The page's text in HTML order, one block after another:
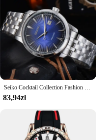
Seiko Cocktail Collection Fashion Business Men's Watch Stainless Steel Quartz Watch Men's Date Clock Watch
83,94zł